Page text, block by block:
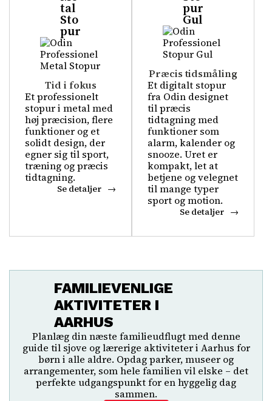
Tid i fokus
tal
Sto
pur
Et professionelt
stopur i metal med
høj præcision, flere
funktioner og et
solidt design, der
egner sig til sport,
træning og præcis
tidtagning.
Se detaljer
Præcis tidsmåling
pur
Gul
Et digitalt stopur
fra Odin designet
til præcis
tidtagning med
funktioner som
alarm, kalender og
snooze. Uret er
kompakt, let at
betjene og velegnet
til mange typer
sport og motion.
Se detaljer
FAMILIEVENLIGE
AKTIVITETER I
AARHUS
Planlæg din næste familieudflugt med denne
guide til sjove og lærerige aktiviteter i Aarhus for
børn i alle aldre. Opdag parker, museer og
arrangementer, som hele familien vil elske – det
perfekte udgangspunkt for en hyggelig dag
sammen.